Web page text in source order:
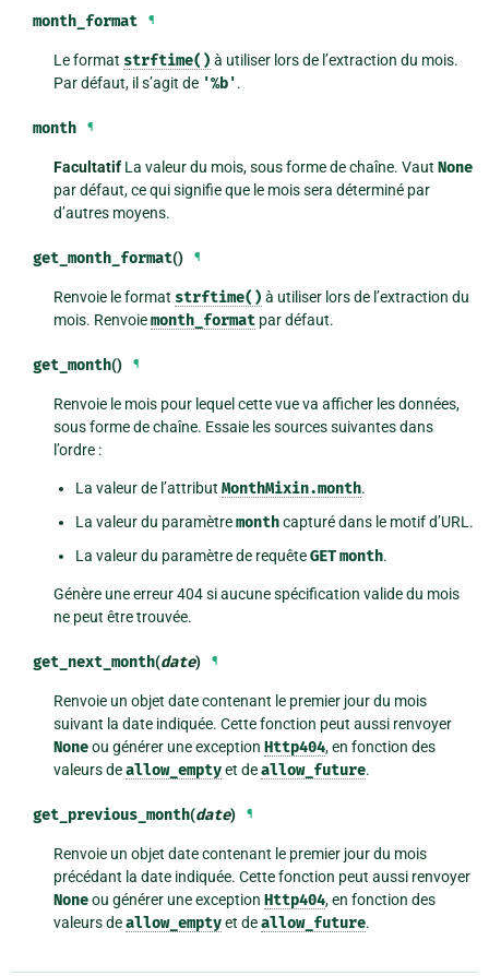
month_format ¶
Le format strftime() à utiliser lors de l’extraction du mois.
Par défaut, il s’agit de '%b'.
month ¶
Facultatif La valeur du mois, sous forme de chaîne. VautNone
par défaut, ce qui signifie que le mois sera déterminé par
d’autres moyens.
get_month_format() ¶
Renvoie le format strftime() à utiliser lors de l’extraction du
mois. Renvoiemonth_format par défaut.
get_month() ¶
Renvoie le mois pour lequel cette vue va afficher les données,
sous forme de chaîne. Essaie les sources suivantes dans
l’ordre :
La valeur de l’attributMonthMixin.month.
La valeur du paramètremonthcapturé dans le motif d’URL.
La valeur du paramètre de requêteGETmonth.
Génère une erreur 404 si aucune spécification valide du mois
ne peut être trouvée.
get_next_month(date) ¶
Renvoie un objet date contenant le premier jour du mois
suivant la date indiquée. Cette fonction peut aussi renvoyer
Noneou générer une exceptionHttp404, en fonction des
valeurs deallow_emptyet deallow_future.
get_previous_month(date) ¶
Renvoie un objet date contenant le premier jour du mois
précédant la date indiquée. Cette fonction peut aussi renvoyer
Noneou générer une exceptionHttp404, en fonction des
valeurs deallow_emptyet deallow_future.